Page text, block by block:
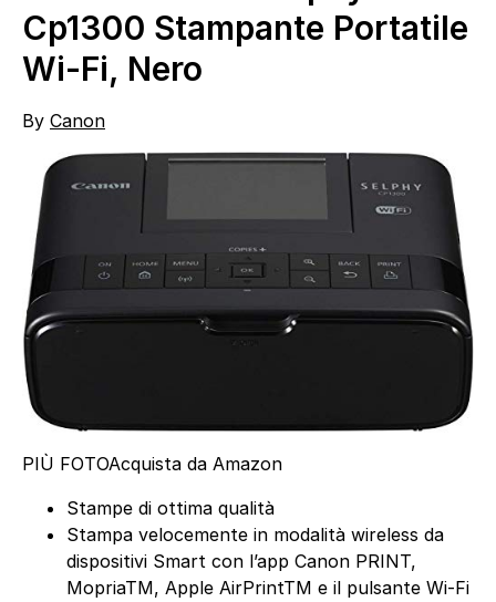
Cp1300 Stampante Portatile
Wi-Fi, Nero
By Canon
PIÙ FOTOAcquista da Amazon
Stampe di ottima qualità
Stampa velocemente in modalità wireless da
dispositivi Smart con l’app Canon PRINT,
MopriaTM, Apple AirPrintTM e il pulsante Wi-Fi